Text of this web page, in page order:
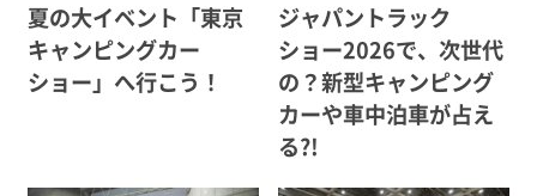
夏の大イベント「東京
キャンピングカー
ショー」へ行こう！
ジャパントラック
ショー2026で、次世代
の？新型キャンピング
カーや車中泊車が占え
る?!